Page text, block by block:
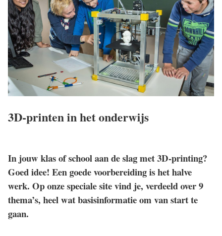
3D-printen in het onderwijs
In jouw klas of school aan de slag met 3D-printing?
Goed idee! Een goede voorbereiding is het halve
werk. Op onze speciale site vind je, verdeeld over 9
thema’s, heel wat basisinformatie om van start te
gaan.